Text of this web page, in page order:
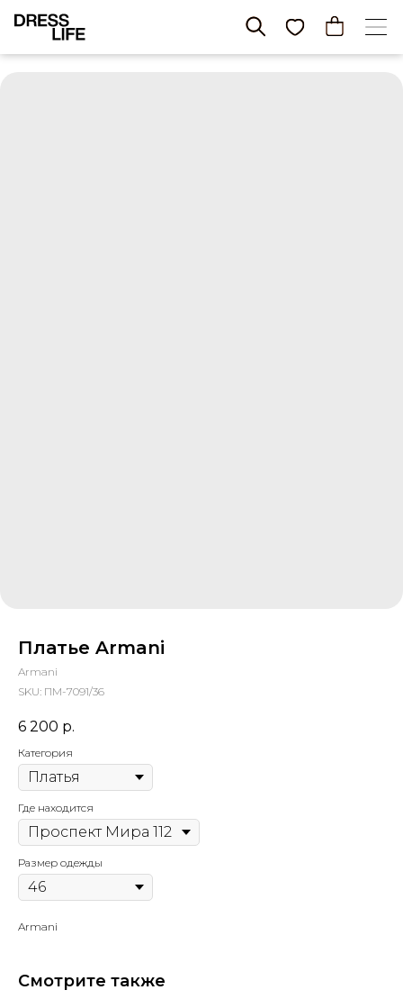
Платье Armani
Armani
SKU: ПМ-7091/36
6 200 р.
Категория
Где находится
Размер одежды
Armani
Смотрите также